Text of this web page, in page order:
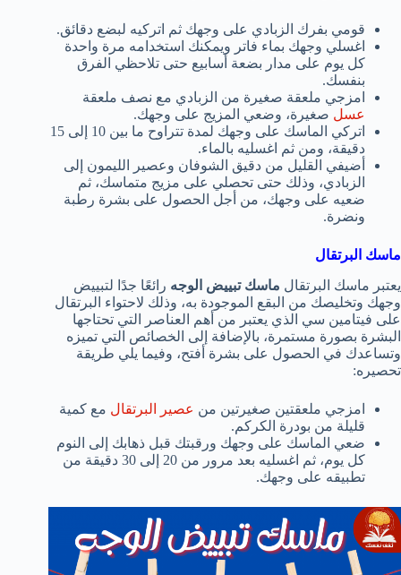
قومي بفرك الزبادي على وجهك ثم اتركيه لبضع دقائق.
اغسلي وجهك بماء فاتر ويمكنك استخدامه مرة واحدة
كل يوم على مدار بضعة أسابيع حتى تلاحظي الفرق
بنفسك.
امزجي ملعقة صغيرة من الزبادي مع نصف ملعقة
عسل صغيرة، وضعي المزيج على وجهك.
اتركي الماسك على وجهك لمدة تتراوح ما بين 10 إلى 15
دقيقة، ومن ثم اغسليه بالماء.
أضيفي القليل من دقيق الشوفان وعصير الليمون إلى
الزبادي، وذلك حتى تحصلي على مزيج متماسك، ثم
ضعيه على وجهك، من أجل الحصول على بشرة رطبة
ونضرة.
ماسك البرتقال
يعتبر ماسك البرتقال ماسك تبييض الوجه رائعًا جدًا لتبييض
وجهك وتخليصك من البقع الموجودة به، وذلك لاحتواء البرتقال
على فيتامين سي الذي يعتبر من أهم العناصر التي تحتاجها
البشرة بصورة مستمرة، بالإضافة إلى الخصائص التي تميزه
وتساعدك في الحصول على بشرة أفتح، وفيما يلي طريقة
تحصيره:
امزجي ملعقتين صغيرتين من عصير البرتقال مع كمية
قليلة من بودرة الكركم.
ضعي الماسك على وجهك ورقبتك قبل ذهابك إلى النوم
كل يوم، ثم اغسليه بعد مرور من 20 إلى 30 دقيقة من
تطبيقه على وجهك.